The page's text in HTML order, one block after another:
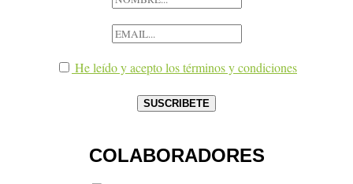
He leído y acepto los términos y condiciones
COLABORADORES